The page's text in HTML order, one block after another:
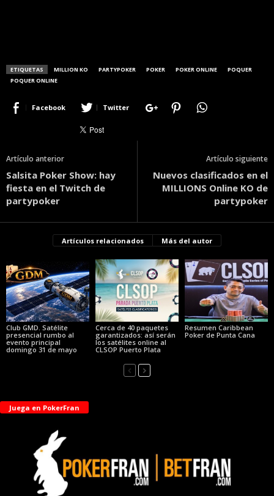
ETIQUETAS MILLION KO PARTYPOKER POKER POKER ONLINE
POQUER
POQUER ONLINE
Facebook Twitter
Artículo anterior
Salsita Poker Show: hay
fiesta en el Twitch de
partypoker
Artículo siguiente
Nuevos clasificados en el
MILLIONS Online KO de
partypoker
Artículos relacionados Más del autor
Club GMD. Satélite
presencial rumbo al
evento principal
domingo 31 de mayo
Cerca de 40 paquetes
garantizados: así serán
los satélites online al
CLSOP Puerto Plata
Resumen Caribbean
Poker de Punta Cana
Juega en PokerFran